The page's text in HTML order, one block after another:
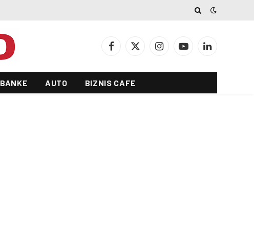
Facebook
X
InstagramYouTubeLinkedIn
BANKE AUTO BIZNIS CAFE